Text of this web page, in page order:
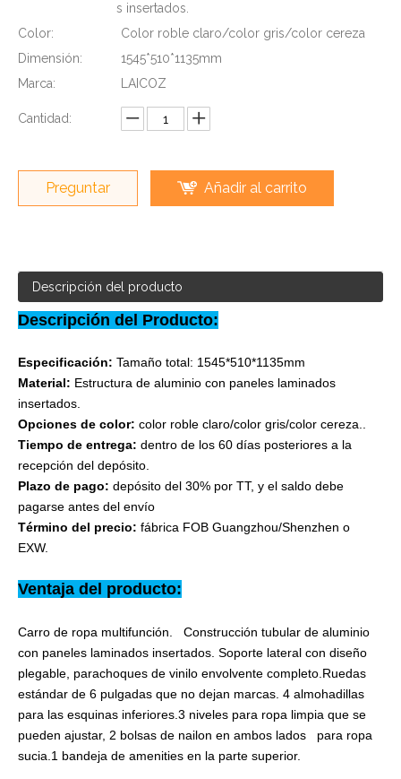
s insertados.
Color:
Color roble claro/color gris/color cereza
Dimensión:
1545*510*1135mm
Marca:
LAICOZ
Cantidad:
Preguntar Añadir al carrito
Descripción del producto
Descripción del Producto:
Especificación: Tamaño total: 1545*510*1135mm
Material: Estructura de aluminio con paneles laminados
insertados.
Opciones de color: color roble claro/color gris/color cereza..
Tiempo de entrega: dentro de los 60 días posteriores a la
recepción del depósito.
Plazo de pago: depósito del 30% por TT, y el saldo debe
pagarse antes del envío
Término del precio: fábrica FOB Guangzhou/Shenzhen o
EXW.
Ventaja del producto:
Carro de ropa multifunción. Construcción tubular de aluminio
con paneles laminados insertados. Soporte lateral con diseño
plegable, parachoques de vinilo envolvente completo.Ruedas
estándar de 6 pulgadas que no dejan marcas. 4 almohadillas
para las esquinas inferiores.3 niveles para ropa limpia que se
pueden ajustar, 2 bolsas de nailon en ambos lados para ropa
sucia.1 bandeja de amenities en la parte superior.